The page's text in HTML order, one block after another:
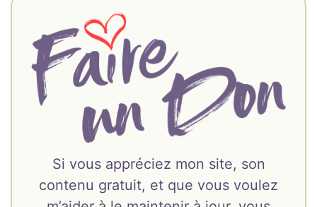
Si vous appréciez mon site, son
contenu gratuit, et que vous voulez